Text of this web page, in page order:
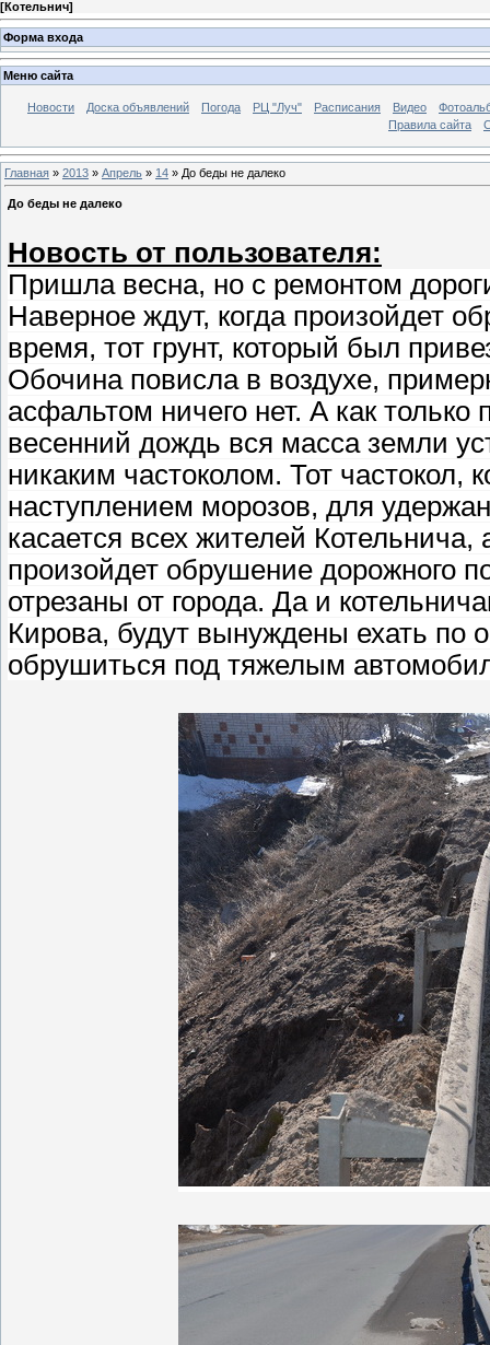
[Котельнич]
Форма входа
Меню сайта
Новости Доска объявлений Погода РЦ "Луч" Расписания Видео
Правила сайта
Главная » 2013 » Апрель » 14 » До беды не далеко
До беды не далеко
Новость от пользователя:
Пришла весна, но с ремонтом
Наверное ждут, когда произойдет
время, тот грунт, который был
Обочина повисла в воздухе,
асфальтом ничего нет. А как
весенний дождь вся масса земли
никаким частоколом. Тот
наступлением морозов, для
касается всех жителей
произойдет обрушение дорожного
отрезаны от города. Да и
Кирова, будут вынуждены ехать по
обрушиться под тяжелым